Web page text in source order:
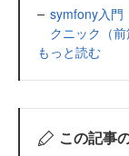
symfony入門
クニック（前
もっと読む
この記事